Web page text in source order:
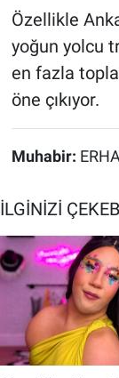
Özellikle
yoğun yolcu
en fazla
öne çıkıyor.
Muhabir: